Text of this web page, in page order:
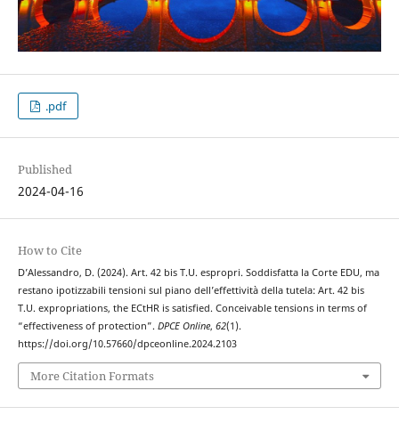
.pdf
Published
2024-04-16
How to Cite
D’Alessandro, D. (2024). Art. 42 bis T.U. espropri. Soddisfatta la Corte EDU, ma
restano ipotizzabili tensioni sul piano dell’effettività della tutela: Art. 42 bis
T.U. expropriations, the ECtHR is satisfied. Conceivable tensions in terms of
“effectiveness of protection”. DPCE Online, 62(1).
https://doi.org/10.57660/dpceonline.2024.2103
More Citation Formats